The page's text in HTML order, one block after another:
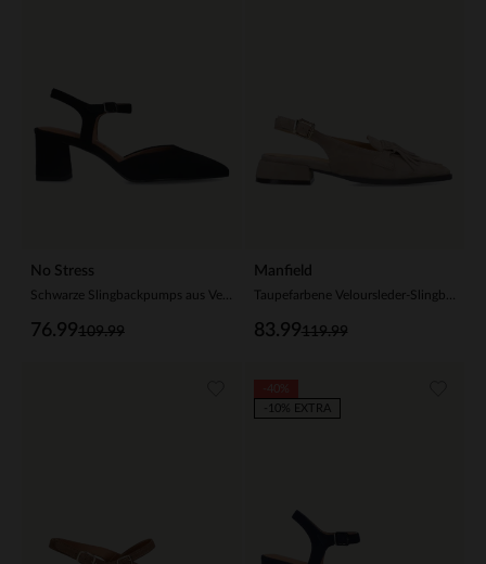
No Stress
109.99
76.99
Manfield
119.99
83.99
-10% EXTRA